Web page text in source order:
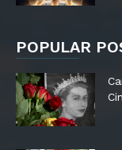
POPULAR